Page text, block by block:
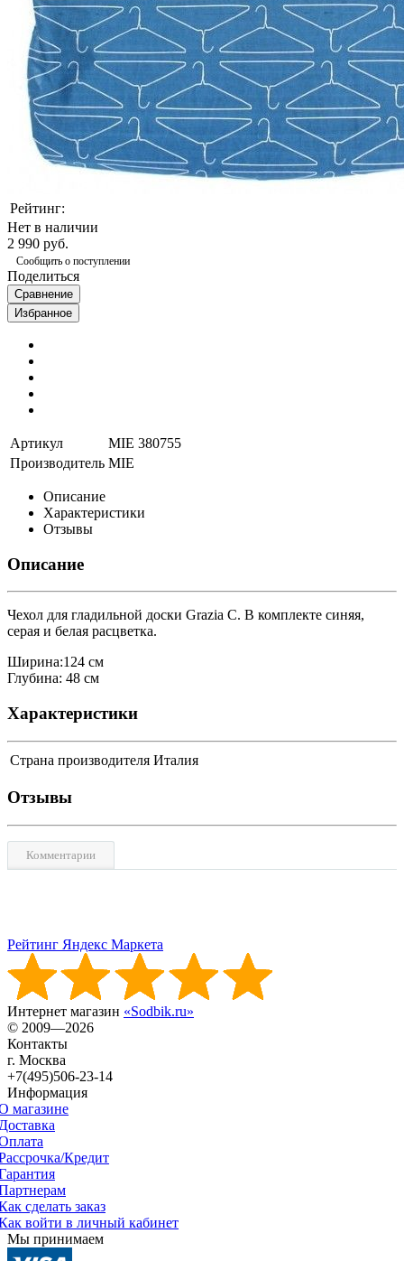
Рейтинг:
Нет в наличии
2 990 руб.
Сообщить о поступлении
Поделиться
Сравнение
Избранное
Артикул
MIE 380755
Производитель MIE
Описание
Характеристики
Отзывы
Описание
Чехол для гладильной доски Grazia С. В комплекте синяя,
серая и белая расцветка.
Ширина:124 см
Глубина: 48 см
Характеристики
Страна производителя Италия
Отзывы
Комментарии
Рейтинг Яндекс Маркета
Интернет магазин «Sodbik.ru»
© 2009—2026
Контакты
г. Москва
+7(495)506-23-14
Информация
магазине
Кредит
сделать заказ
войти в личный кабинет
Мы принимаем